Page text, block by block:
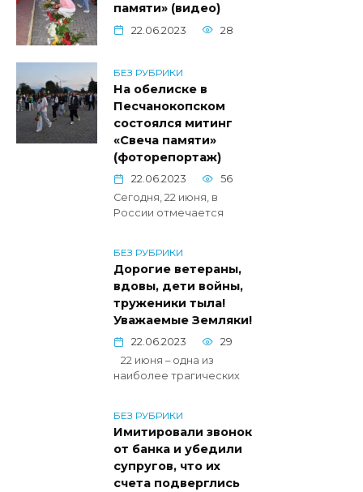
памяти» (видео)
22.06.2023 28
БЕЗ РУБРИКИ
На обелиске в
Песчанокопском
состоялся митинг
«Свеча памяти»
(фоторепортаж)
22.06.2023
56
Сегодня, 22 июня, в
России отмечается
БЕЗ РУБРИКИ
Дорогие ветераны,
вдовы, дети войны,
труженики тыла!
Уважаемые Земляки!
22.06.2023
29
22 июня – одна из
наиболее трагических
БЕЗ РУБРИКИ
Имитировали звонок
от банка и убедили
супругов, что их
счета подверглись